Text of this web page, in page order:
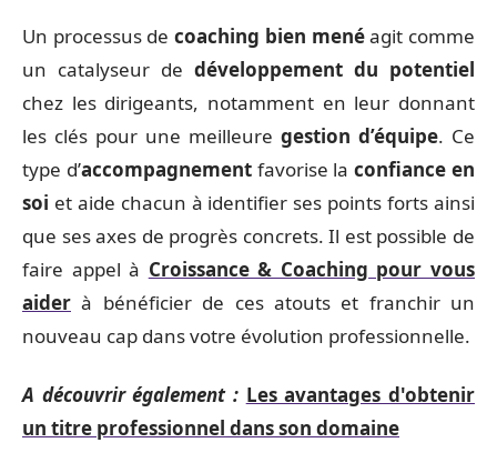
Un processus decoaching bien menéagit comme
un catalyseur de développement du potentiel
chez les dirigeants, notamment en leur donnant
les clés pour une meilleure gestion d’équipe. Ce
type d’accompagnementfavorise laconfiance en
soi et aide chacun à identifier ses points forts ainsi
que ses axes de progrès concrets. Il est possible de
faire appel à Croissance & Coaching pour vous
aider à bénéficier de ces atouts et franchir un
nouveau cap dans votre évolution professionnelle.
A découvrir également : Les avantages d'obtenir
un titre professionnel dans son domaine